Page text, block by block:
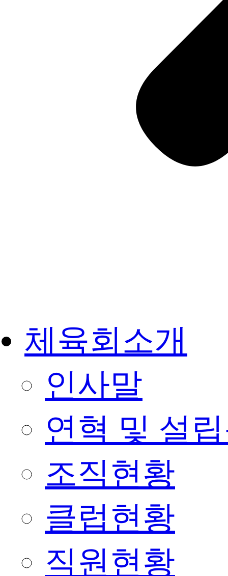
체육회소개
인사말
연혁 및 설
조직현황
클럽현황
직원현황